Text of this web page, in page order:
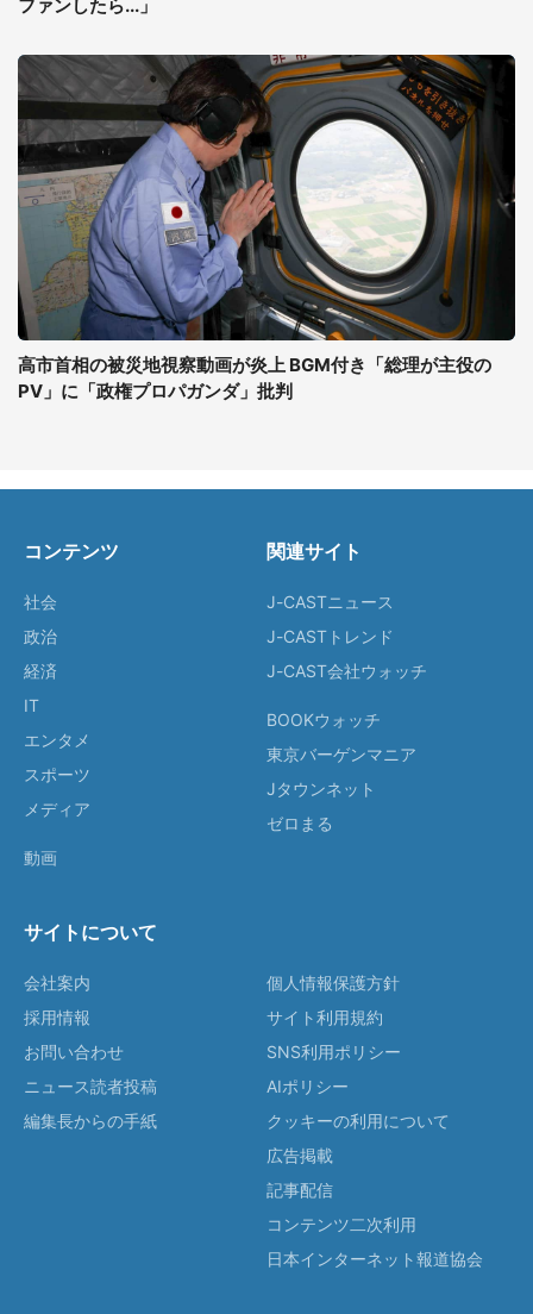
ファンしたら...」
高市首相の被災地視察動画が炎上 BGM付き「総理が主役の
PV」に「政権プロパガンダ」批判
コンテンツ
社会
政治
経済
IT
エンタメ
スポーツ
メディア
動画
関連サイト
J-CASTニュース
J-CASTトレンド
J-CAST会社ウォッチ
BOOKウォッチ
東京バーゲンマニア
Jタウンネット
ゼロまる
サイトについて
会社案内
採用情報
お問い合わせ
ニュース読者投稿
編集長からの手紙
個人情報保護方針
サイト利用規約
SNS利用ポリシー
AIポリシー
クッキーの利用について
広告掲載
記事配信
コンテンツ二次利用
日本インターネット報道協会